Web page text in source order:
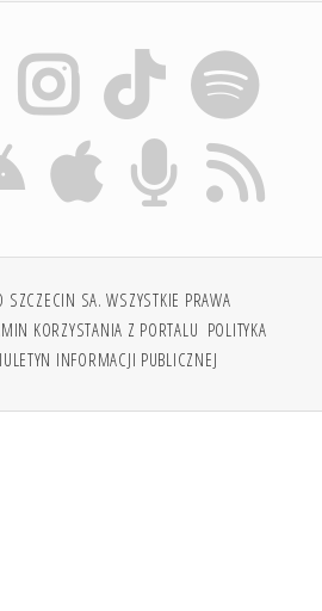
SA. WSZYSTKIE PRAWA
KORZYSTANIA Z PORTALU POLITYKA
INFORMACJI PUBLICZNEJ